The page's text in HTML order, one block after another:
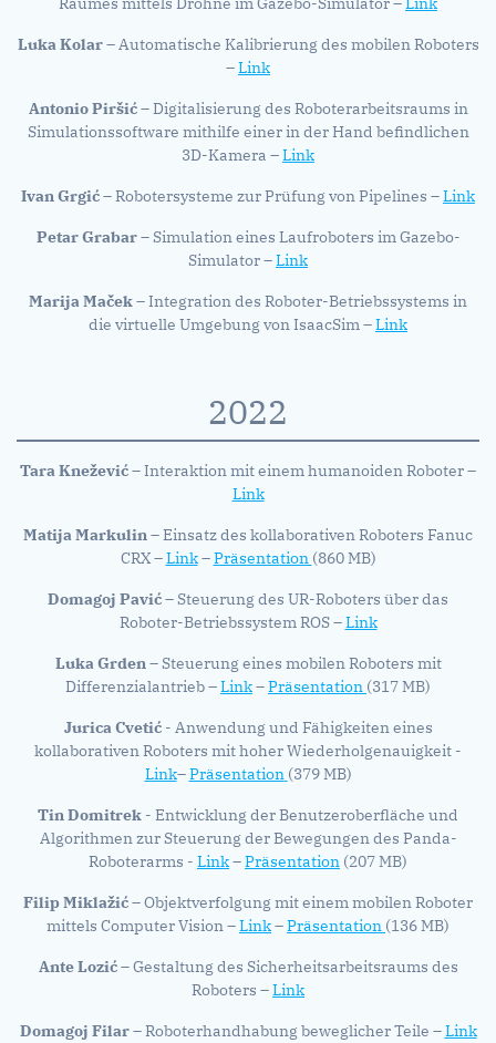
Luka Kolar– Automatische Kalibrierung des mobilen Roboters
–Link
Antonio Piršić– Digitalisierung des Roboterarbeitsraums in
Simulationssoftware mithilfe einer in der Hand befindlichen
3D-Kamera –Link
Ivan Grgić– Robotersysteme zur Prüfung von Pipelines –Link
Petar Grabar– Simulation eines Laufroboters im Gazebo-
Simulator –Link
Marija Maček– Integration des Roboter-Betriebssystems in
die virtuelle Umgebung von IsaacSim –Link
2022
Tara Knežević– Interaktion mit einem humanoiden Roboter –
Link
Matija Markulin– Einsatz des kollaborativen Roboters Fanuc
CRX –Link–Präsentation (860 MB)
Domagoj Pavić– Steuerung des UR-Roboters über das
Roboter-Betriebssystem ROS –Link
Luka Grden– Steuerung eines mobilen Roboters mit
Differenzialantrieb –Link–Präsentation (317 MB)
Jurica Cvetić- Anwendung und Fähigkeiten eines
kollaborativen Roboters mit hoher Wiederholgenauigkeit -
Link–Präsentation (379 MB)
Tin Domitrek - Entwicklung der Benutzeroberfläche und
Algorithmen zur Steuerung der Bewegungen des Panda-
Roboterarms - Link–Präsentation (207 MB)
Filip Miklažić– Objektverfolgung mit einem mobilen Roboter
mittels Computer Vision –Link–Präsentation (136 MB)
Ante Lozić– Gestaltung des Sicherheitsarbeitsraums des
Roboters –Link
Domagoj Filar– Roboterhandhabung beweglicher Teile –Link